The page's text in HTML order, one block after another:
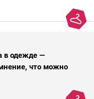
в одежде —
что можно